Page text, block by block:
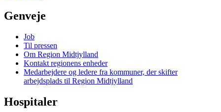
Genveje
Job
Til pressen
Om Region Midtjylland
Kontakt regionens enheder
Medarbejdere og ledere fra kommuner, der skifter
arbejdsplads til Region Midtjylland
Hospitaler